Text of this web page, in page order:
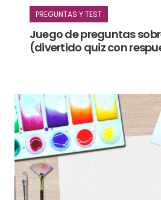
PREGUNTAS Y TEST
Juego de preguntas
(divertido quiz con